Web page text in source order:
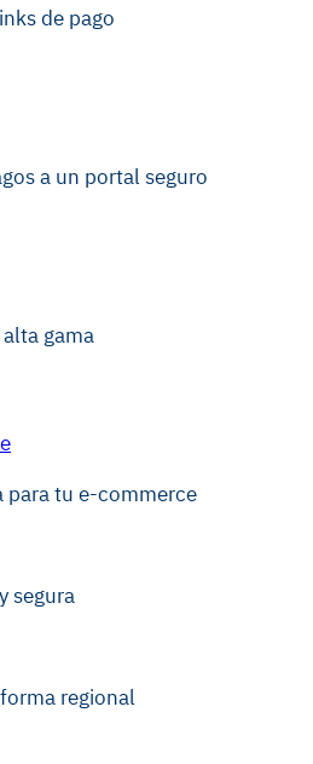
de pago
a un portal seguro
gama
tu e-commerce
segura
regional